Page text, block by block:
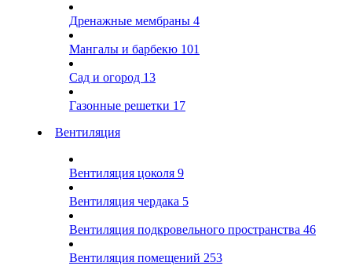
Дренажные мембраны 4
Мангалы и барбекю 101
Сад и огород 13
Газонные решетки 17
Вентиляция
Вентиляция цоколя 9
Вентиляция чердака 5
Вентиляция подкровельного пространства 46
Вентиляция помещений 253